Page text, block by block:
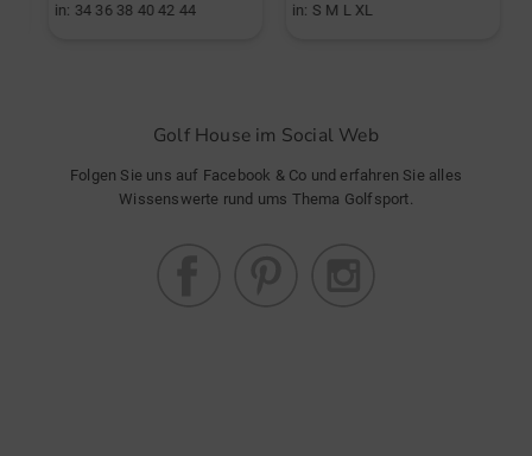
in: 34 36 38 40 42 44 in: S M L XL
Golf House im Social Web
Folgen Sie uns auf Facebook & Co und erfahren Sie alles
Wissenswerte rund ums Thema Golfsport.